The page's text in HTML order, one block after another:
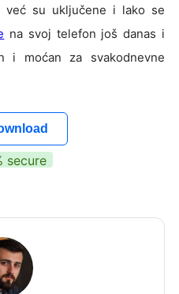
već su uključene i lako se
na svoj telefon još danas i
i moćan za svakodnevne
secure